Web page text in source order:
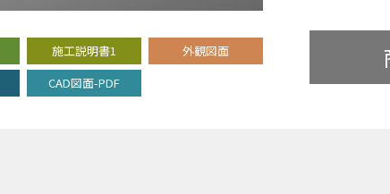
施工説明書1
外観図面
CAD図面-PDF